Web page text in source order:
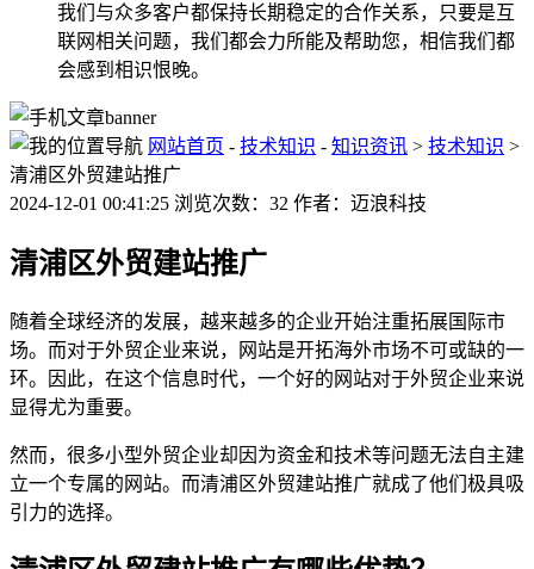
我们与众多客户都保持长期稳定的合作关系，只要是互
联网相关问题，我们都会力所能及帮助您，相信我们都
会感到相识恨晚。
网站首页 - 技术知识 - 知识资讯 > 技术知识 >
清浦区外贸建站推广
2024-12-01 00:41:25 浏览次数：32 作者：迈浪科技
清浦区外贸建站推广
随着全球经济的发展，越来越多的企业开始注重拓展国际市
场。而对于外贸企业来说，网站是开拓海外市场不可或缺的一
环。因此，在这个信息时代，一个好的网站对于外贸企业来说
显得尤为重要。
然而，很多小型外贸企业却因为资金和技术等问题无法自主建
立一个专属的网站。而清浦区外贸建站推广就成了他们极具吸
引力的选择。